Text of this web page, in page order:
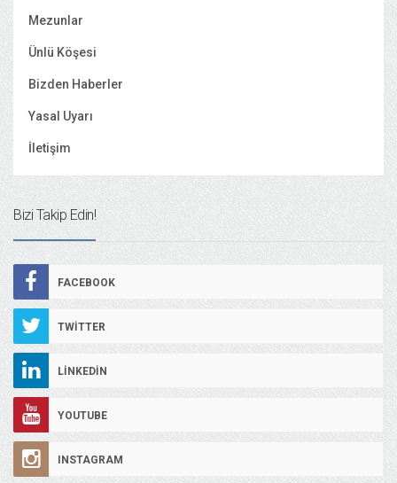
Mezunlar
Ünlü Köşesi
Bizden Haberler
Yasal Uyarı
İletişim
Bizi Takip Edin!
FACEBOOK
TWITTER
LINKEDIN
YOUTUBE
INSTAGRAM